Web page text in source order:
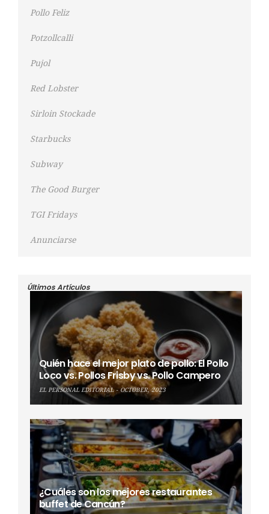
Pollo Feliz
Potzollcalli
Pujol
Red Lobster
Sirloin Stockade
Starbucks
Subway
The Good Burger
TGI Fridays
Anunciarse
Últimos Artículos
Quién hace el mejor plato de pollo: El Pollo
Loco vs. Pollos Frisby vs. Pollo Campero
EL PERSONAL EDITORIAL OCTOBER, 2023
¿Cuáles son los mejores restaurantes
buffet de Cancún?